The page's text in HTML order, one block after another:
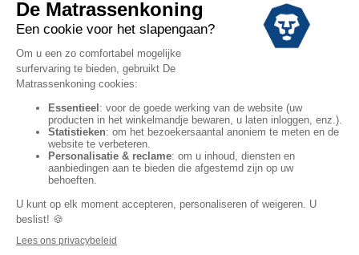
Black Friday
Voorraadverkoop
Algemene verkoopvoorwaarden voor winkels
Algemene verkoopvoorwaarden op internet
Wettelijke Bepalingen
Persoonlijke gegevens
Kortingscodes De Matrassenkoning
Copyright © 2022. All rights reserved.